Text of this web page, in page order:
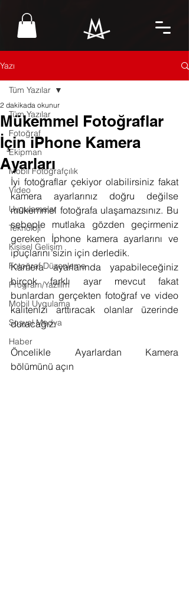
Yazı
Tüm Yazılar
Fotoğraf
Ekipman
Mobil Fotoğrafçılık
Video
Uygulamalar
Teknoloji
Kişisel Gelişim
Fotoğraf Düzenleme
Program/Yazılım
Mobil Uygulama
Sosyal Medya
Haber
Tüm Yazılar
Mükemmel Fotoğraflar
İçin iPhone Kamera
Ayarları
2 dakikada okunur
İyi fotoğraflar çekiyor olabilirsiniz fakat
kamera ayarlarınız doğru değilse
mükemmel fotoğrafa ulaşamazsınız. Bu
sebeple mutlaka gözden geçirmeniz
gereken İphone kamera ayarlarını ve
ipuçlarını sizin için derledik.
Kamera ayarlarında yapabileceğiniz
birçok farklı ayar mevcut fakat
bunlardan gerçekten fotoğraf ve video
kalitenizi arttıracak olanlar üzerinde
duracağız:
Öncelikle Ayarlardan Kamera
bölümünü açın